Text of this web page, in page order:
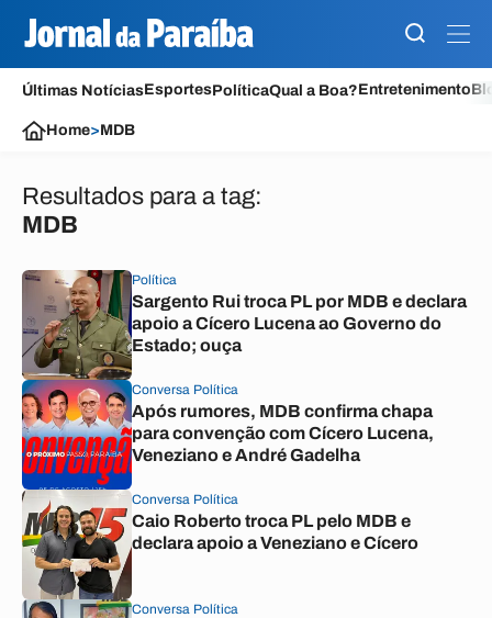
Últimas NotíciasEsportesPolíticaQual a Boa?Entretenimento
Home>MDB
Resultados para a tag:
MDB
Política
Sargento Rui troca PL por MDB e declara
apoio a Cícero Lucena ao Governo do
Estado; ouça
Conversa Política
Após rumores, MDB confirma chapa
para convenção com Cícero Lucena,
Veneziano e André Gadelha
Conversa Política
Caio Roberto troca PL pelo MDB e
declara apoio a Veneziano e Cícero
Conversa Política